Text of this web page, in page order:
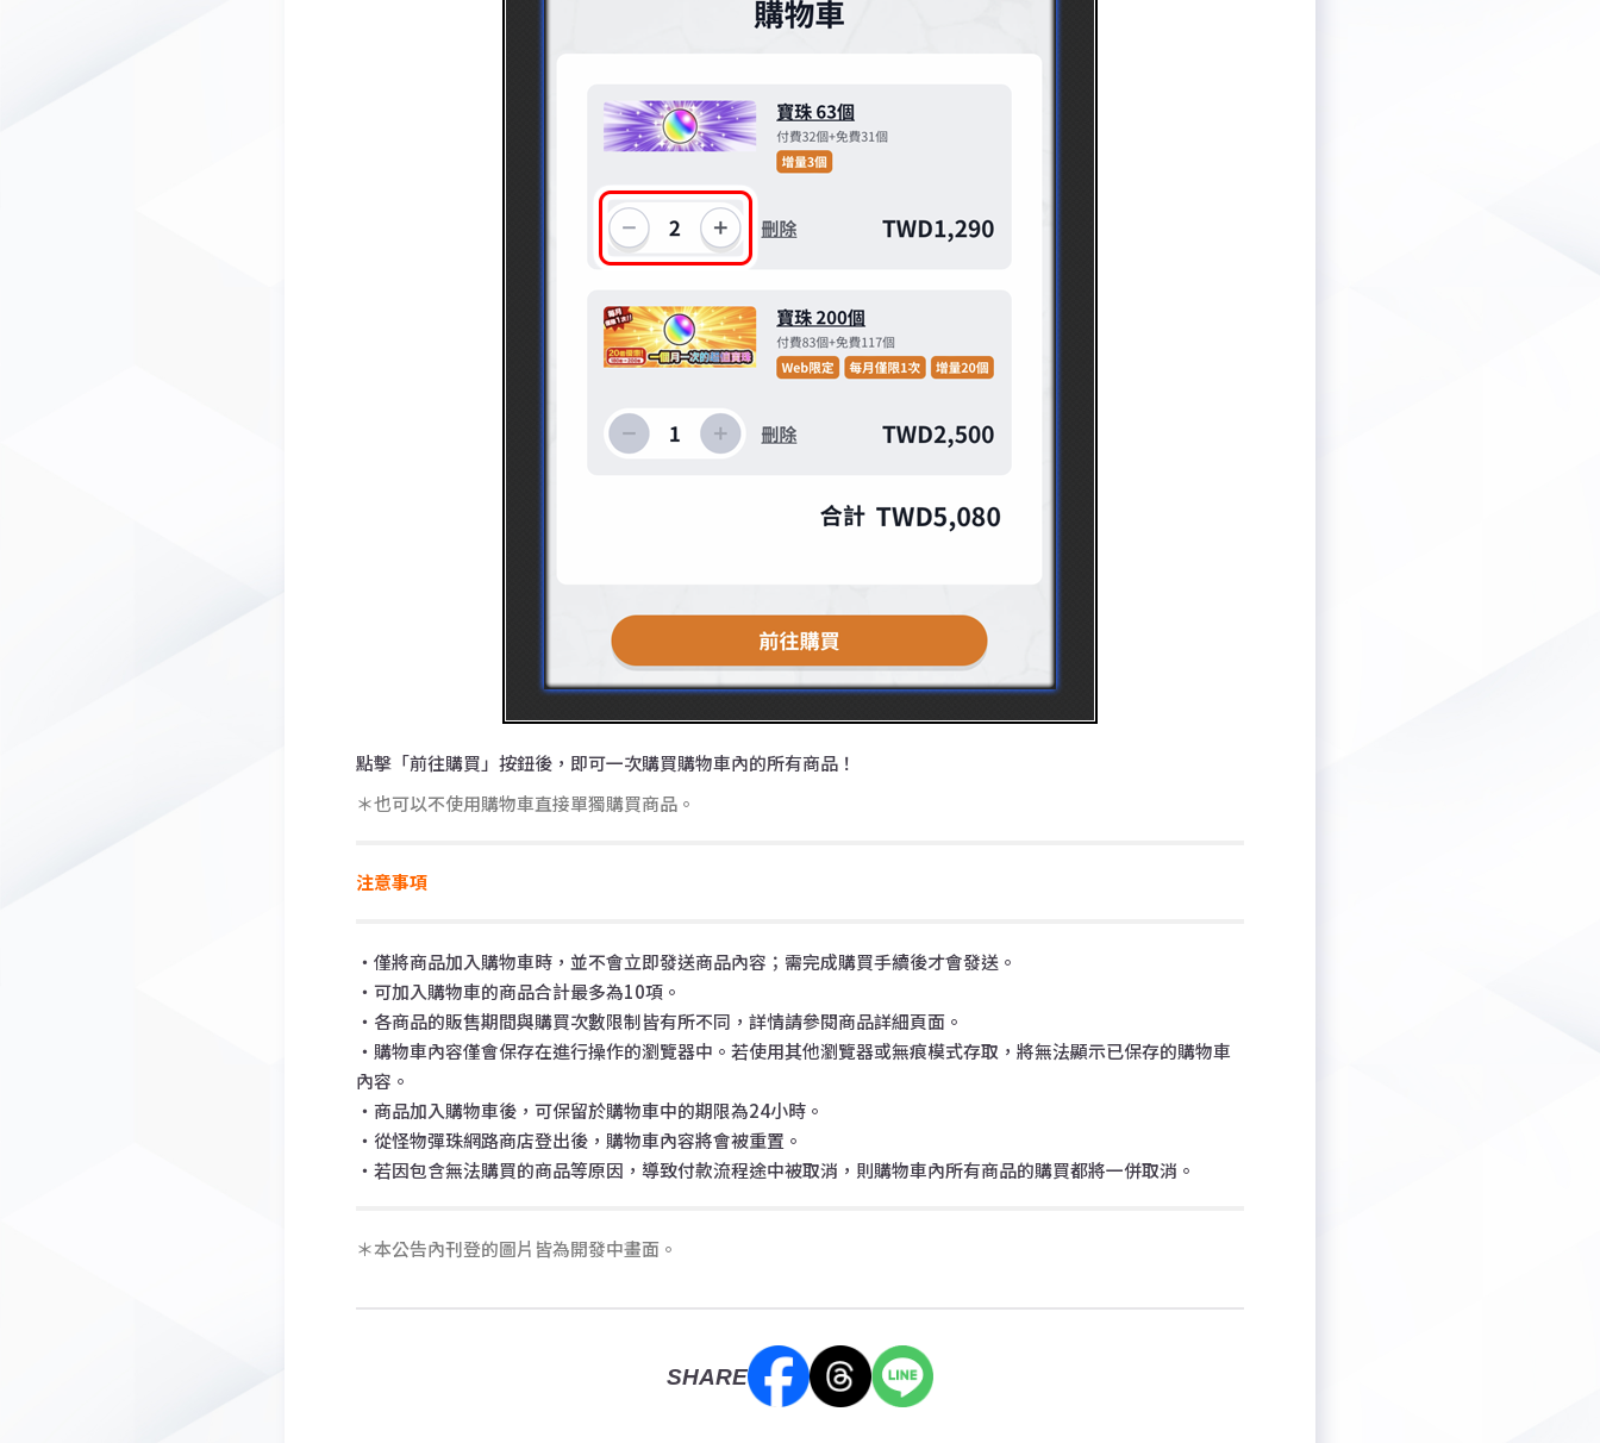
點擊「前往購買」按鈕後，即可一次購買購物車內的所有商品！
＊也可以不使用購物車直接單獨購買商品。
注意事項
・僅將商品加入購物車時，並不會立即發送商品內容；需完成購買手續後才會發送。
・可加入購物車的商品合計最多為10項。
・各商品的販售期間與購買次數限制皆有所不同，詳情請參閱商品詳細頁面。
・購物車內容僅會保存在進行操作的瀏覽器中。若使用其他瀏覽器或無痕模式存取，將無法顯示已保存的購物車
內容。
・商品加入購物車後，可保留於購物車中的期限為24小時。
・從怪物彈珠網路商店登出後，購物車內容將會被重置。
・若因包含無法購買的商品等原因，導致付款流程途中被取消，則購物車內所有商品的購買都將一併取消。
＊本公告內刊登的圖片皆為開發中畫面。
SHARE